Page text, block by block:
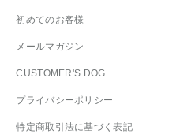
初めてのお客様
メールマガジン
CUSTOMER'S DOG
プライバシーポリシー
特定商取引法に基づく表記